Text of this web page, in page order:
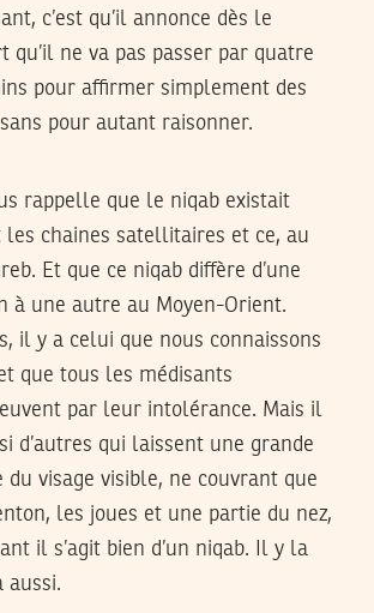
c’est qu’il annonce dès le
qu’il ne va pas passer par quatre
pour affirmer simplement des
pour autant raisonner.
rappelle que le niqab existait
les chaines satellitaires et ce, au
Et que ce niqab diffère d’une
à une autre au Moyen-Orient.
il y a celui que nous connaissons
que tous les médisants
par leur intolérance. Mais il
d’autres qui laissent une grande
du visage visible, ne couvrant que
les joues et une partie du nez,
il s’agit bien d’un niqab. Il y la
aussi.